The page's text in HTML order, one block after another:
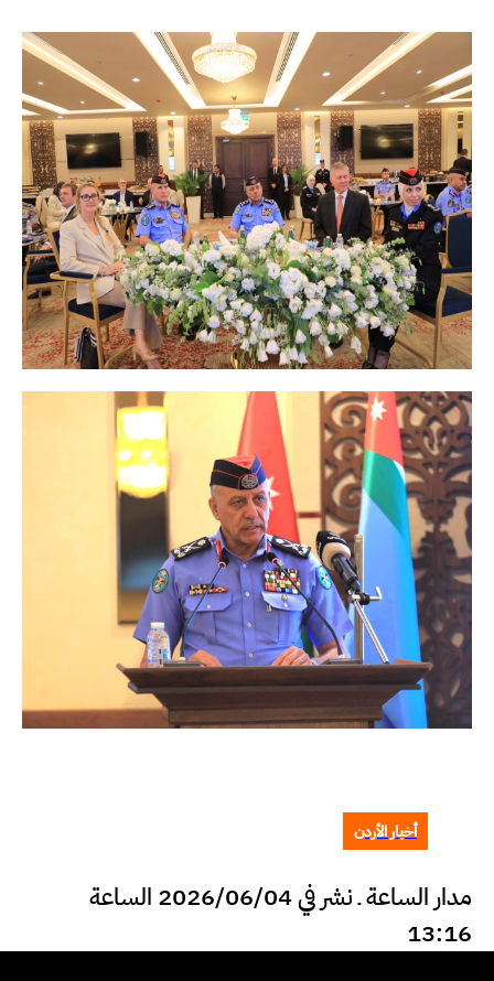
أخبار الأردن
مدار الساعة ـ نشر في 2026/06/04 الساعة
13:16